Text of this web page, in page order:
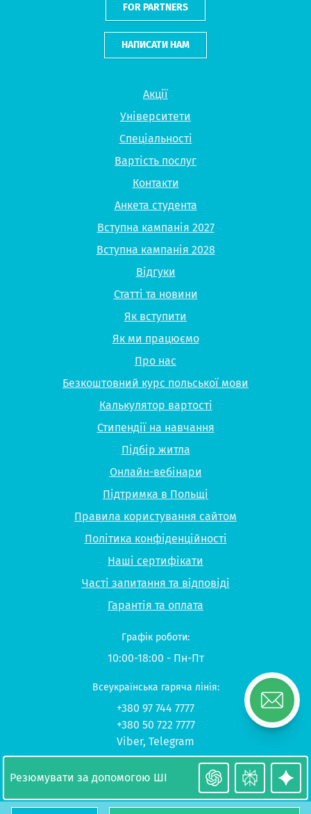
Акції
Університети
Спеціальності
Вартість послуг
Контакти
Анкета студента
Вступна кампанія 2027
Вступна кампанія 2028
Відгуки
Статті та новини
Як вступити
Як ми працюємо
Про нас
Безкоштовний курс польської мови
Калькулятор вартості
Стипендії на навчання
Підбір житла
Онлайн-вебінари
Підтримка в Польщі
Правила користування сайтом
Політика конфіденційності
Наші сертифікати
Часті запитання та відповіді
Гарантія та оплата
FOR PARTNERS
НАПИСАТИ НАМ
© 2026 UP-STUDY «Навчання в Польщі»
Графік роботи:
10:00-18:00 - Пн-Пт
Всеукраїнська гаряча лінія:
+380 97 744 7777
+380 50 722 7777
Viber, Telegram
Резюмувати за допомогою ШІ